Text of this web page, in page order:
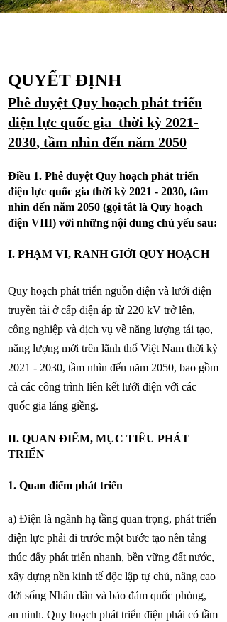
QUYẾT ĐỊNH
Phê duyệt Quy hoạch phát triển
điện lực quốc gia thời kỳ 2021-
2030, tầm nhìn đến năm 2050
Điều 1. Phê duyệt Quy hoạch phát triển
điện lực quốc gia thời kỳ 2021 - 2030, tầm
nhìn đến năm 2050 (gọi tắt là Quy hoạch
điện VIII) với những nội dung chủ yếu sau:
I. PHẠM VI, RANH GIỚI QUY HOẠCH
Quy hoạch phát triển nguồn điện và lưới điện
truyền tải ở cấp điện áp từ 220 kV trở lên,
công nghiệp và dịch vụ về năng lượng tái tạo,
năng lượng mới trên lãnh thổ Việt Nam thời kỳ
2021 - 2030, tầm nhìn đến năm 2050, bao gồm
cả các công trình liên kết lưới điện với các
quốc gia láng giềng.
II. QUAN ĐIỂM, MỤC TIÊU PHÁT
TRIỂN
1. Quan điểm phát triển
a) Điện là ngành hạ tầng quan trọng, phát triển
điện lực phải đi trước một bước tạo nền tảng
thúc đẩy phát triển nhanh, bền vững đất nước,
xây dựng nền kinh tế độc lập tự chủ, nâng cao
đời sống Nhân dân và bảo đảm quốc phòng,
an ninh. Quy hoạch phát triển điện phải có tầm